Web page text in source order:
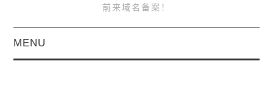
前来域名备案！
MENU